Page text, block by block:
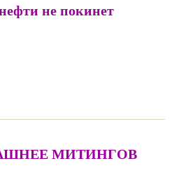
не покинет
МИТИНГОВ